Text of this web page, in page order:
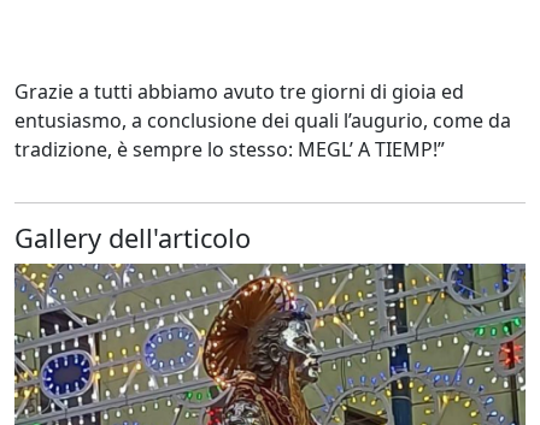
Grazie a tutti abbiamo avuto tre giorni di gioia ed
entusiasmo, a conclusione dei quali l’augurio, come da
tradizione, è sempre lo stesso: MEGL’ A TIEMP!”
Gallery dell'articolo